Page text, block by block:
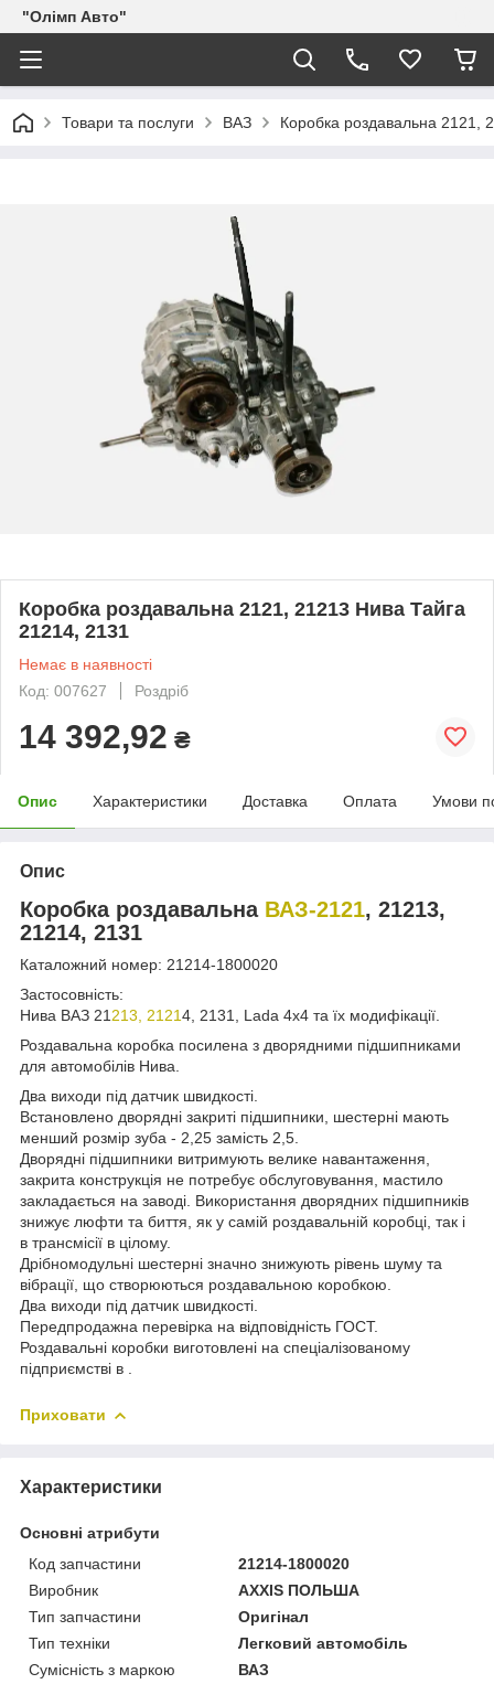
"Олімп Авто"
Товари та послуги ВАЗ Коробка роздавальна 2121,
Коробка роздавальна 2121, 21213 Нива Тайга
21214, 2131
Немає в наявності
Код: 007627
Роздріб
14 392,92 ₴
Опис Характеристики Доставка Оплата Умови
Опис
Коробка роздавальна ВАЗ-2121, 21213,
21214, 2131
Каталожний номер: 21214-1800020
Застосовність:
Нива ВАЗ 21 213, 21214, 2131, Lada 4х4 та їх модифікації.
Роздавальна коробка посилена з дворядними підшипниками
для автомобілів Нива.
Два виходи під датчик швидкості.
Встановлено дворядні закриті підшипники, шестерні мають
менший розмір зуба - 2,25 замість 2,5.
Дворядні підшипники витримують велике навантаження,
закрита конструкція не потребує обслуговування, мастило
закладається на заводі. Використання дворядних підшипників
знижує люфти та биття, як у самій роздавальній коробці, так і
в трансмісії в цілому.
Дрібномодульні шестерні значно знижують рівень шуму та
вібрації, що створюються роздавальною коробкою.
Два виходи під датчик швидкості.
Передпродажна перевірка на відповідність ГОСТ.
Роздавальні коробки виготовлені на спеціалізованому
підприємстві в .
Приховати
Характеристики
Основні атрибути
Код запчастини
21214-1800020
Виробник
AXXIS ПОЛЬША
Тип запчастини
Оригінал
Тип техніки
Легковий автомобіль
Сумісність з маркою
ВАЗ